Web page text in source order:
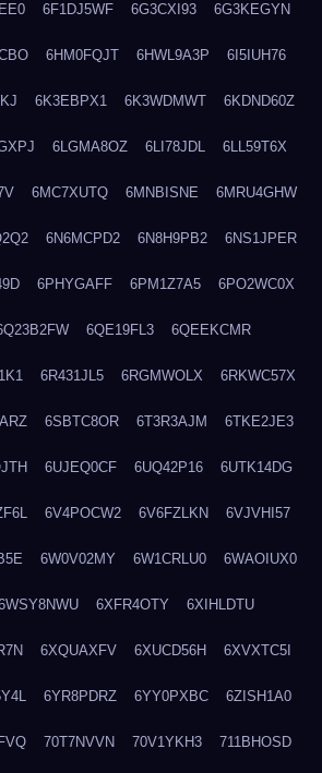
6F1DJ5WF 6G3CXI93 6G3KEGYN
6HM0FQJT 6HWL9A3P 6I5IUH76
6K3EBPX1 6K3WDMWT 6KDND60Z
6LGMA8OZ 6LI78JDL 6LL59T6X
6MC7XUTQ 6MNBISNE 6MRU4GHW
6N6MCPD2 6N8H9PB2 6NS1JPER
6PHYGAFF 6PM1Z7A5 6PO2WC0X
6QE19FL3 6QEEKCMR
6R431JL5 6RGMWOLX 6RKWC57X
6SBTC8OR 6T3R3AJM 6TKE2JE3
6UJEQ0CF 6UQ42P16 6UTK14DG
6V4POCW2 6V6FZLKN 6VJVHI57
6W0V02MY 6W1CRLU0 6WAOIUX0
6XFR4OTY 6XIHLDTU
6XQUAXFV 6XUCD56H 6XVXTC5I
6YR8PDRZ 6YY0PXBC 6ZISH1A0
70T7NVVN 70V1YKH3 711BHOSD